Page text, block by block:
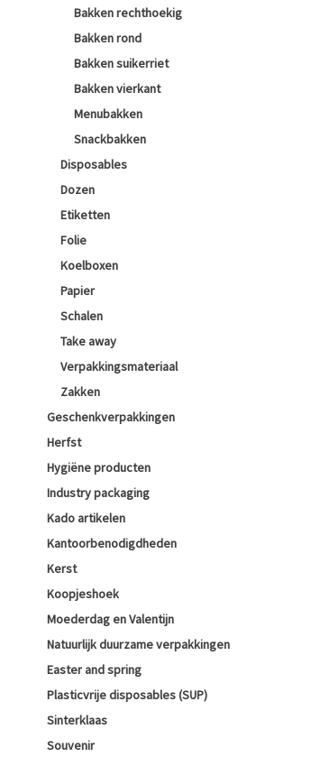
Bakken rechthoekig
Bakken rond
Bakken suikerriet
Bakken vierkant
Menubakken
Snackbakken
Disposables
Dozen
Etiketten
Folie
Koelboxen
Papier
Schalen
Take away
Verpakkingsmateriaal
Zakken
Geschenkverpakkingen
Herfst
Hygiëne producten
Industry packaging
Kado artikelen
Kantoorbenodigdheden
Kerst
Koopjeshoek
Moederdag en Valentijn
Natuurlijk duurzame verpakkingen
Easter and spring
Plasticvrije disposables (SUP)
Sinterklaas
Souvenir